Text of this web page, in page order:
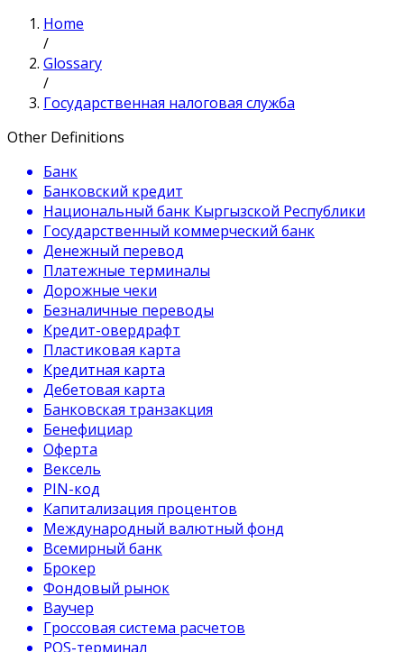
Home
/
Glossary
/
Государственная налоговая служба
Other Definitions
Банк
Банковский кредит
Национальный банк Кыргызской Республики
Государственный коммерческий банк
Денежный перевод
Платежные терминалы
Дорожные чеки
Безналичные переводы
Кредит-овердрафт
Пластиковая карта
Кредитная карта
Дебетовая карта
Банковская транзакция
Бенефициар
Оферта
Вексель
PIN-код
Капитализация процентов
Международный валютный фонд
Всемирный банк
Брокер
Фондовый рынок
Ваучер
Гроссовая система расчетов
POS-терминал